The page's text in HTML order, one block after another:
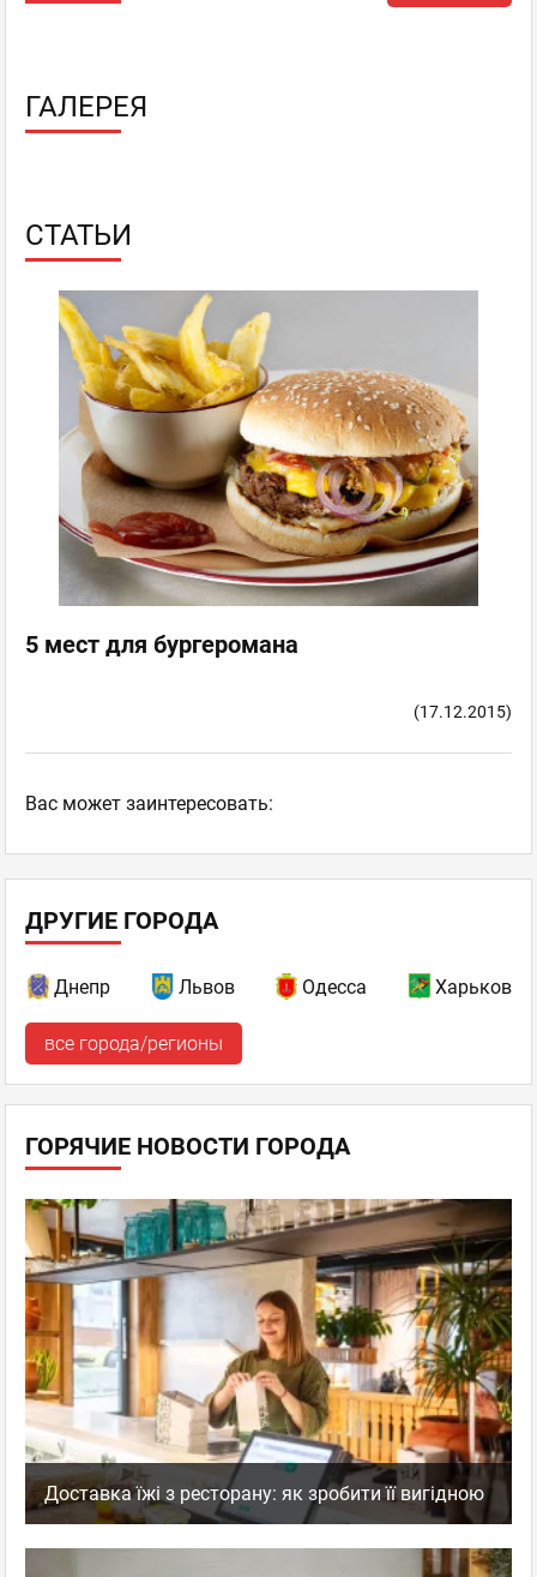
ГАЛЕРЕЯ
СТАТЬИ
5 мест для бургеромана
(17.12.2015)
Ваc может заинтересовать:
ДРУГИЕ ГОРОДА
Днепр Львов Одесса Харьков
все города/регионы
ГОРЯЧИЕ НОВОСТИ ГОРОДА
Доставка їжі з ресторану: як зробити її вигідною